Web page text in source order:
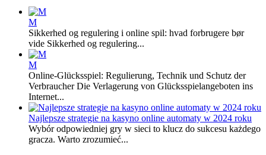
M
Sikkerhed og regulering i online spil: hvad forbrugere bør
vide Sikkerhed og regulering...
M
Online-Glücksspiel: Regulierung, Technik und Schutz der
Verbraucher Die Verlagerung von Glücksspielangeboten ins
Internet...
Najlepsze strategie na kasyno online automaty w 2024 roku
Wybór odpowiedniej gry w sieci to klucz do sukcesu każdego
gracza. Warto zrozumieć...